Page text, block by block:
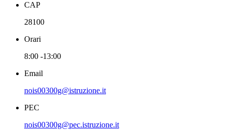
CAP
28100
Orari
8:00 -13:00
Email
nois00300g@istruzione.it
PEC
nois00300g@pec.istruzione.it